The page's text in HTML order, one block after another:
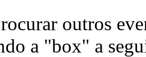
outros
a "box" a